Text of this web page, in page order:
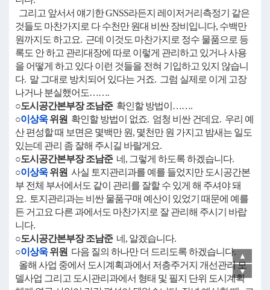
그리고 앞서서 얘기한 GNSS라든지 레이저거리측정기 같은
것들도 마찬가지로 다 수천만 원대 비싼 장비입니다, 수백만
원까지도 하고요. 근데 이것도 마찬가지로 정수 물품으로 등
록도 안 하고 관리대장에 따로 이렇게 관리하고 있거나 사용
을 어떻게 하고 있다 이런 것들을 전혀 기입하고 있지 않습니
다. 말 그대로 방치되어 있다는 거죠. 그럼 실제로 이게 고장
나거나 분실했어도…….
○도시공간본부장 조남준확인할 방법이…….
○이상욱위원 확인할 방법이 없죠. 엄청 비싼 건데요. 우리 예
산 편성할 때 보면은 몇백만 원, 몇천만 원 가지고 밤새는 일도
있는데 관리 좀 잘해 주시길 바랄게요.
○도시공간본부장 조남준네, 그렇게 하도록 하겠습니다.
○이상욱위원 사실 토지관리과를 예를 들었지만 도시공간본
부 전체 부서에서도 같이 관리를 잘할 수 있게 해 주셔야 돼
요. 토지관리과는 비싼 물품구매 예산이 있었기 때문에 예를
든 거고요 다른 과에서도 마찬가지로 잘 관리해 주시기 바랍
니다.
○도시공간본부장 조남준네, 알겠습니다.
○이상욱위원 다음 질의 하나만 더 드리도록 하겠습니다.
올해 사업 중에서 도시계획과에서 저층주거지 개선관리 모
델사업 그리고 도시관리과에서 형태 및 필지 단위 도시계획
▲
▼